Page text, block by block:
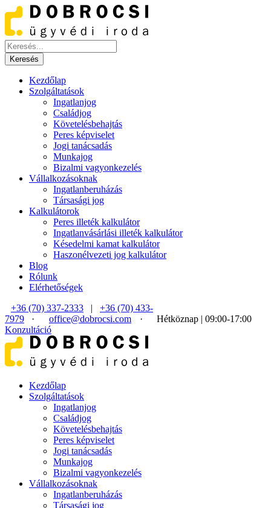
Kezdőlap
Szolgáltatások
Ingatlanjog
Családjog
Követelésbehajtás
Peres képviselet
Jogi tanácsadás
Munkajog
Bizalmi vagyonkezelés
Vállalkozásoknak
Ingatlanberuházás
Társasági jog
Kalkulátorok
Peres illeték kalkulátor
Ingatlanvásárlási illeték kalkulátor
Késedelmi kamat kalkulátor
Haszonélvezeti jog kalkulátor
Blog
Rólunk
Elérhetőségek
+36 (70) 337-2333
|
+36 (70) 433-
7979
· office@dobrocsi.com ·
Hétköznap | 09:00-17:00
Konzultáció
Kezdőlap
Szolgáltatások
Ingatlanjog
Családjog
Követelésbehajtás
Peres képviselet
Jogi tanácsadás
Munkajog
Bizalmi vagyonkezelés
Vállalkozásoknak
Ingatlanberuházás
Társasági jog